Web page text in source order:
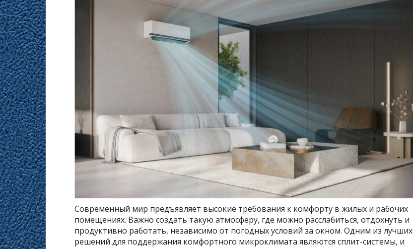
Современный мир предъявляет высокие требования к комфорту в жилых и рабочих
помещениях. Важно создать такую атмосферу, где можно расслабиться, отдохнуть и
продуктивно работать, независимо от погодных условий за окном. Одним из лучших
решений для поддержания комфортного микроклимата являются сплит-системы, и